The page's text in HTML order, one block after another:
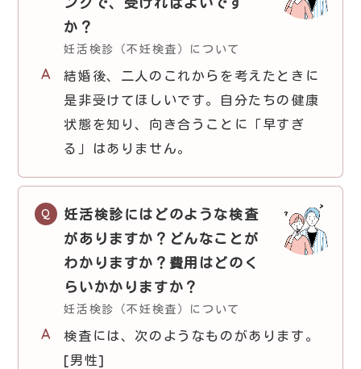
か？
妊活検診（不妊検査）について
結婚後、二人のこれからを考えたときに
是非受けてほしいです。自分たちの健康
状態を知り、向き合うことに「早すぎ
る」はありません。
妊活検診にはどのような検査
がありますか？どんなことが
わかりますか？費用はどのく
らいかかりますか？
妊活検診（不妊検査）について
検査には、次のようなものがあります。
[男性]